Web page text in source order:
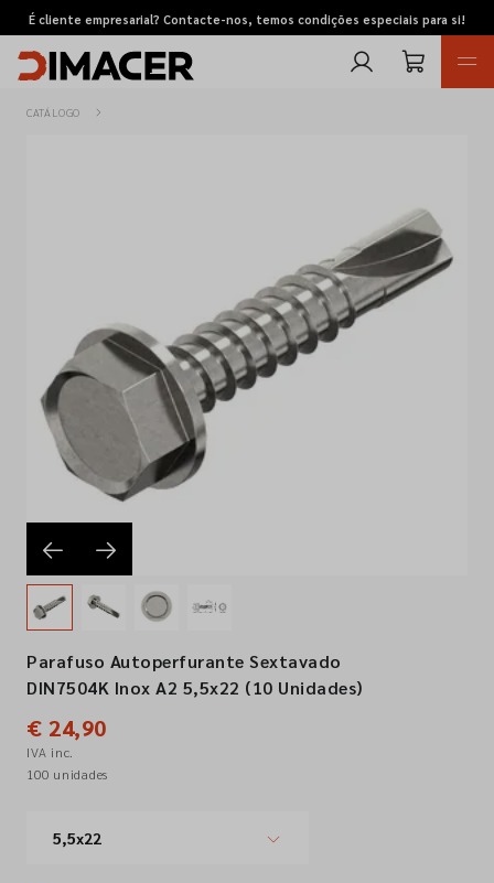
É cliente empresarial? Contacte-nos, temos condições especiais para si!
Pedidos de cotação
Marcas
Favoritos
Empresa
Contactos
Siga-nos nas redes sociais
CATÁLOGO
Parafuso Autoperfurante Sextavado
DIN7504K Inox A2 5,5x22 (10 Unidades)
€ 24,90
IVA inc.
100 unidades
5,5x22